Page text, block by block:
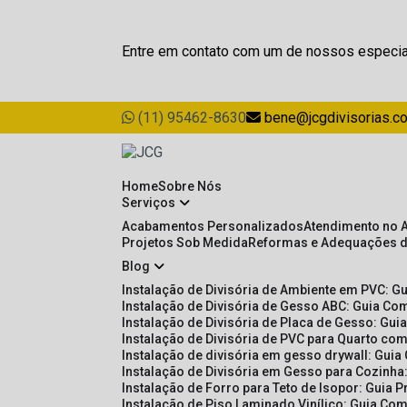
Entre em contato com um de nossos
(11) 95462-8630
Home Sobre Nós
Serviços
Acabamentos Personalizados Atendimento no
Projetos Sob Medida
Reformas e Adequações
Blog
Instalação de Divisória de Ambiente em PVC:
Instalação de Divisória de Gesso ABC: Guia
Instalação de Divisória de Placa de Gesso:
Instalação de Divisória de PVC para Quarto
Instalação de divisória em gesso drywall:
Instalação de Divisória em Gesso para
Instalação de Forro para Teto de Isopor: Guia